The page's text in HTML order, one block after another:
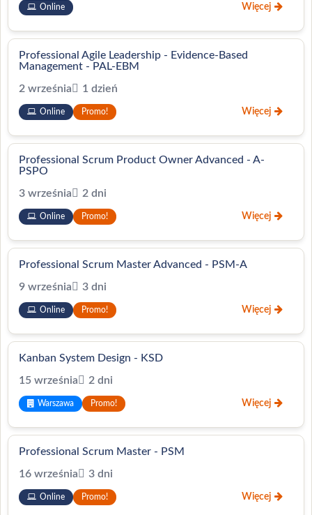
Online Więcej
Professional Agile Leadership - Evidence-Based
Management - PAL-EBM
2 września
1 dzień
Online Promo! Więcej
Professional Scrum Product Owner Advanced - A-
PSPO
3 września
2 dni
Online Promo! Więcej
Professional Scrum Master Advanced - PSM-A
9 września
3 dni
Online Promo! Więcej
Kanban System Design - KSD
15 września
2 dni
Warszawa Promo! Więcej
Professional Scrum Master - PSM
16 września
3 dni
Online Promo! Więcej